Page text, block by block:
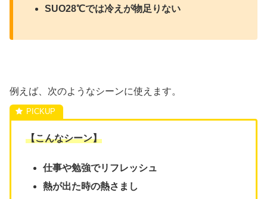
SUO28℃では冷えが物足りない
例えば、次のようなシーンに使えます。
【こんなシーン】
仕事や勉強でリフレッシュ
熱が出た時の熱さまし